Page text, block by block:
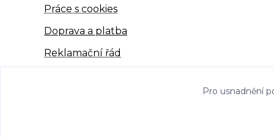
Práce s cookies
Doprava a platba
Reklamační řád
Pro usnadnění